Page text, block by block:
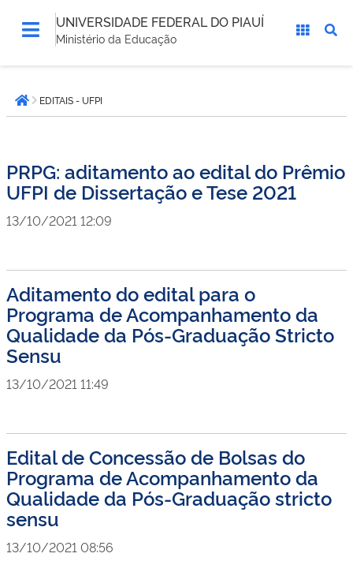
UNIVERSIDADE FEDERAL DO PIAUÍ
Ministério da Educação
está
aqui:Página inicial
EDITAIS - UFPI
PRPG: aditamento ao edital do Prêmio
UFPI de Dissertação e Tese 2021
13/10/2021 12:09
Aditamento do edital para o
Programa de Acompanhamento da
Qualidade da Pós-Graduação Stricto
Sensu
13/10/2021 11:49
Edital de Concessão de Bolsas do
Programa de Acompanhamento da
Qualidade da Pós-Graduação stricto
sensu
13/10/2021 08:56